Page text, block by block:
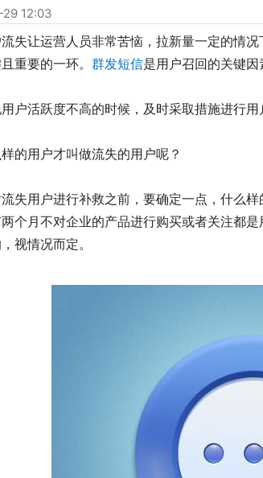
12:03
失让运营人员非常苦恼， 拉新量一定的情况
重要的一环。 群发短信是用户召回的关键因
户活跃度不高的时候，及时采取措施进行用
的用户才叫做流失的用户呢？
失用户进行补救之前，要确定一点，什么
两个月不对企业的产品进行购买或者关注都
视情况而定。